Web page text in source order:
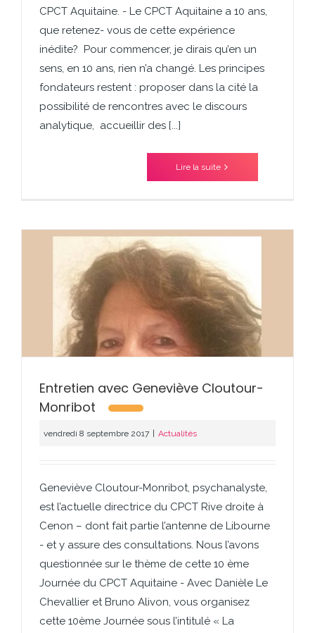
CPCT Aquitaine. - Le CPCT Aquitaine a 10 ans,
que retenez- vous de cette expérience
inédite? Pour commencer, je dirais qu’en un
sens, en 10 ans, rien n’a changé. Les principes
fondateurs restent : proposer dans la cité la
possibilité de rencontres avec le discours
analytique, accueillir des [...]
Lire la suite
Entretien avec Geneviève Cloutour-
Monribot
vendredi 8 septembre 2017 | Actualités
Geneviève Cloutour-Monribot, psychanalyste,
est l’actuelle directrice du CPCT Rive droite à
Cenon – dont fait partie l’antenne de Libourne
- et y assure des consultations. Nous l’avons
questionnée sur le thème de cette 10 ème
Journée du CPCT Aquitaine - Avec Danièle Le
Chevallier et Bruno Alivon, vous organisez
cette 10ème Journée sous l’intitulé « La